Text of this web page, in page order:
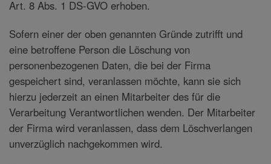
Art. 8 Abs. 1 DS-GVO erhoben.
Sofern einer der oben genannten Gründe zutrifft und
eine betroffene Person die Löschung von
personenbezogenen Daten, die bei der Firma
gespeichert sind, veranlassen möchte, kann sie sich
hierzu jederzeit an einen Mitarbeiter des für die
Verarbeitung Verantwortlichen wenden. Der Mitarbeiter
der Firma wird veranlassen, dass dem Löschverlangen
unverzüglich nachgekommen wird.